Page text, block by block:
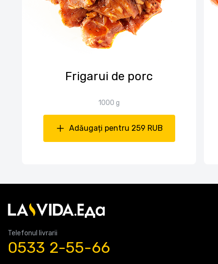
Frigarui de porc
1000 g
Adăugați pentru 259 RUB
Telefonul livrarii
0533 2-55-66